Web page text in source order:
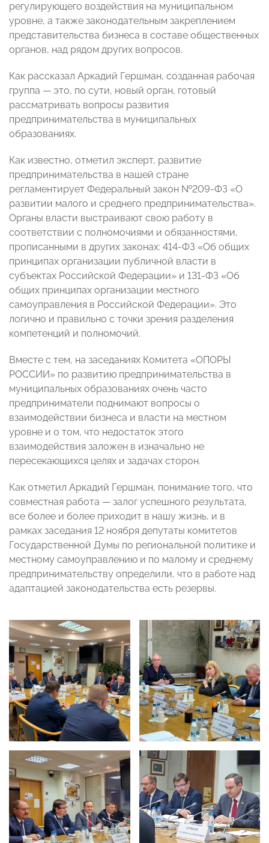
регулирующего воздействия на муниципальном
уровне, а также законодательным закреплением
представительства бизнеса в составе общественных
органов, над рядом других вопросов.
Как рассказал Аркадий Гершман, созданная рабочая
группа — это, по сути, новый орган, готовый
рассматривать вопросы развития
предпринимательства в муниципальных
образованиях.
Как известно, отметил эксперт, развитие
предпринимательства в нашей стране
регламентирует Федеральный закон №209-ФЗ «О
развитии малого и среднего предпринимательства».
Органы власти выстраивают свою работу в
соответствии с полномочиями и обязанностями,
прописанными в других законах: 414-ФЗ «Об общих
принципах организации публичной власти в
субъектах Российской Федерации» и 131-ФЗ «Об
общих принципах организации местного
самоуправления в Российской Федерации». Это
логично и правильно с точки зрения разделения
компетенций и полномочий.
Вместе с тем, на заседаниях Комитета «ОПОРЫ
РОССИИ» по развитию предпринимательства в
муниципальных образованиях очень часто
предприниматели поднимают вопросы о
взаимодействии бизнеса и власти на местном
уровне и о том, что недостаток этого
взаимодействия заложен в изначально не
пересекающихся целях и задачах сторон.
Как отметил Аркадий Гершман, понимание того, что
совместная работа — залог успешного результата,
все более и более приходит в нашу жизнь, и в
рамках заседания 12 ноября депутаты комитетов
Государственной Думы по региональной политике и
местному самоуправлению и по малому и среднему
предпринимательству определили, что в работе над
адаптацией законодательства есть резервы.